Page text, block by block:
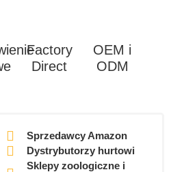
Factory
Direct
OEM i
ODM
Sprzedawcy Amazon
Dystrybutorzy hurtowi
Sklepy zoologiczne i